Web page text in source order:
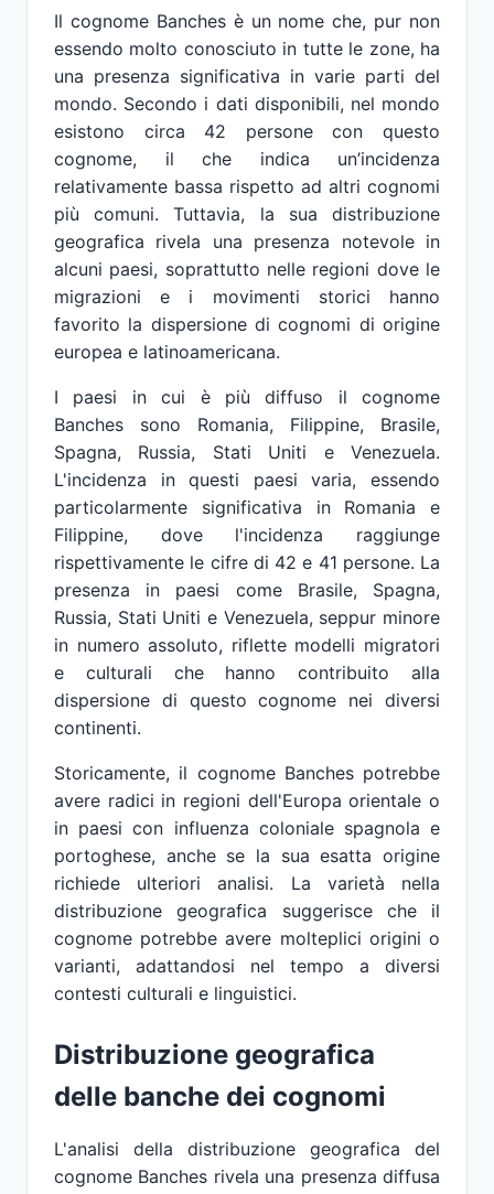
Il cognome Banches è un nome che, pur non
essendo molto conosciuto in tutte le zone, ha
una presenza significativa in varie parti del
mondo. Secondo i dati disponibili, nel mondo
esistono circa 42 persone con questo
cognome, il che indica un’incidenza
relativamente bassa rispetto ad altri cognomi
più comuni. Tuttavia, la sua distribuzione
geografica rivela una presenza notevole in
alcuni paesi, soprattutto nelle regioni dove le
migrazioni e i movimenti storici hanno
favorito la dispersione di cognomi di origine
europea e latinoamericana.
I paesi in cui è più diffuso il cognome
Banches sono Romania, Filippine, Brasile,
Spagna, Russia, Stati Uniti e Venezuela.
L'incidenza in questi paesi varia, essendo
particolarmente significativa in Romania e
Filippine, dove l'incidenza raggiunge
rispettivamente le cifre di 42 e 41 persone. La
presenza in paesi come Brasile, Spagna,
Russia, Stati Uniti e Venezuela, seppur minore
in numero assoluto, riflette modelli migratori
e culturali che hanno contribuito alla
dispersione di questo cognome nei diversi
continenti.
Storicamente, il cognome Banches potrebbe
avere radici in regioni dell'Europa orientale o
in paesi con influenza coloniale spagnola e
portoghese, anche se la sua esatta origine
richiede ulteriori analisi. La varietà nella
distribuzione geografica suggerisce che il
cognome potrebbe avere molteplici origini o
varianti, adattandosi nel tempo a diversi
contesti culturali e linguistici.
Distribuzione geografica
delle banche dei cognomi
L'analisi della distribuzione geografica del
cognome Banches rivela una presenza diffusa